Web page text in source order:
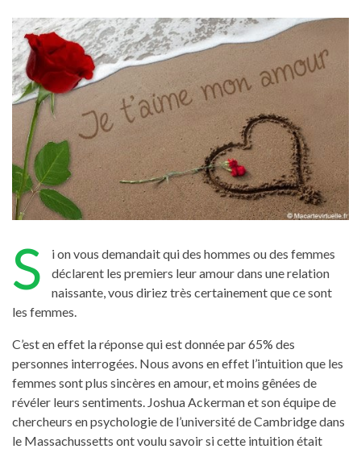
S
i on vous demandait qui des hommes ou des femmes
déclarent les premiers leur amour dans une relation
naissante, vous diriez très certainement que ce sont
les femmes.
C’est en effet la réponse qui est donnée par 65% des
personnes interrogées. Nous avons en effet l’intuition que les
femmes sont plus sincères en amour, et moins gênées de
révéler leurs sentiments. Joshua Ackerman et son équipe de
chercheurs en psychologie de l’université de Cambridge dans
le Massachussetts ont voulu savoir si cette intuition était